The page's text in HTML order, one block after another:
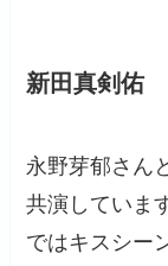
新田真剣佑
永野芽郁さん
共演していま
ではキスシー